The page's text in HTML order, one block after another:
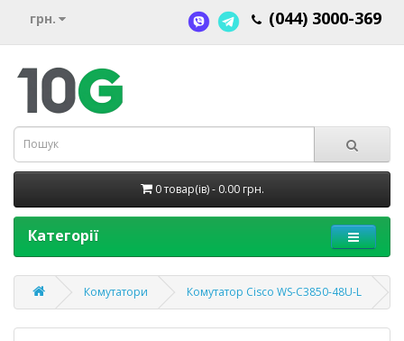
грн. (044) 3000-369
0 товар(ів) - 0.00 грн.
Категорії
Комутатори Комутатор Cisco WS-C3850-48U-L